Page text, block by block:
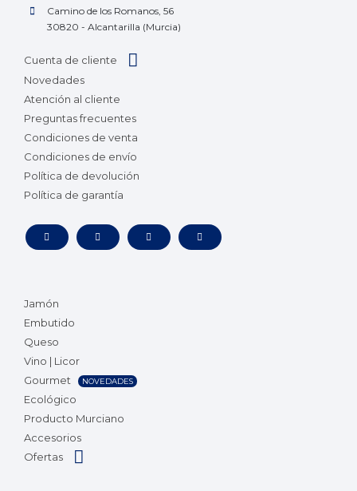
Camino de los Romanos, 56
30820 - Alcantarilla (Murcia)
Cuenta de cliente
Novedades
Atención al cliente
Preguntas frecuentes
Condiciones de venta
Condiciones de envío
Política de devolución
Política de garantía
Jamón
Embutido
Queso
Vino | Licor
Gourmet
NOVEDADES
Ecológico
Producto Murciano
Accesorios
Ofertas